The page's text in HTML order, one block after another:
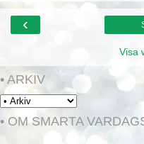
‹
Visa
• ARKIV
• OM SMARTA